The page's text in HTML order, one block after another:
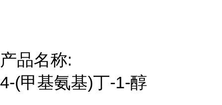
产品名称:
4-(甲基氨基)丁-1-醇